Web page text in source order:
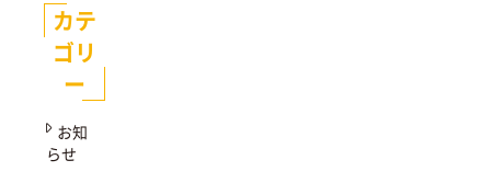
カテ
ゴリ
ー
お知
らせ